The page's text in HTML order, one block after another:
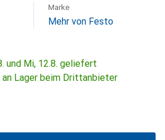
Marke
Mehr von Festo
und Mi, 12.8. geliefert
an Lager beim Drittanbieter